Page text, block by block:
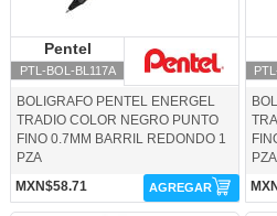
Pentel
PTL-BOL-BL117A
Pentel
BOLIGRAFO PENTEL ENERGEL
TRADIO COLOR NEGRO PUNTO
FINO 0.7MM BARRIL REDONDO 1
PZA
MXN$58.71
AGREGAR
PZA